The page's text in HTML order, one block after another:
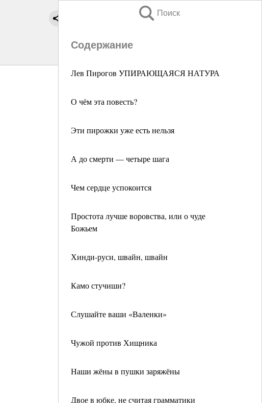
Поиск
Содержание
Лев Пирогов УПИРАЮЩАЯСЯ НАТУРА
О чём эта повесть?
Эти пирожки уже есть нельзя
А до смерти — четыре шага
Чем сердце успокоится
Простота лучше воровства, или о чуде
Божьем
Хинди-руси, швайн, швайн
Камо стучиши?
Слушайте ваши «Валенки»
Чужой против Хищника
Наши жёны в пушки заряжёны
Двое в юбке, не считая грамматики